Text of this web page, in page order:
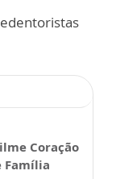
Coração
Família